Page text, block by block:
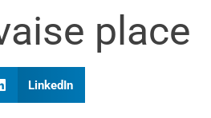
place
LinkedIn